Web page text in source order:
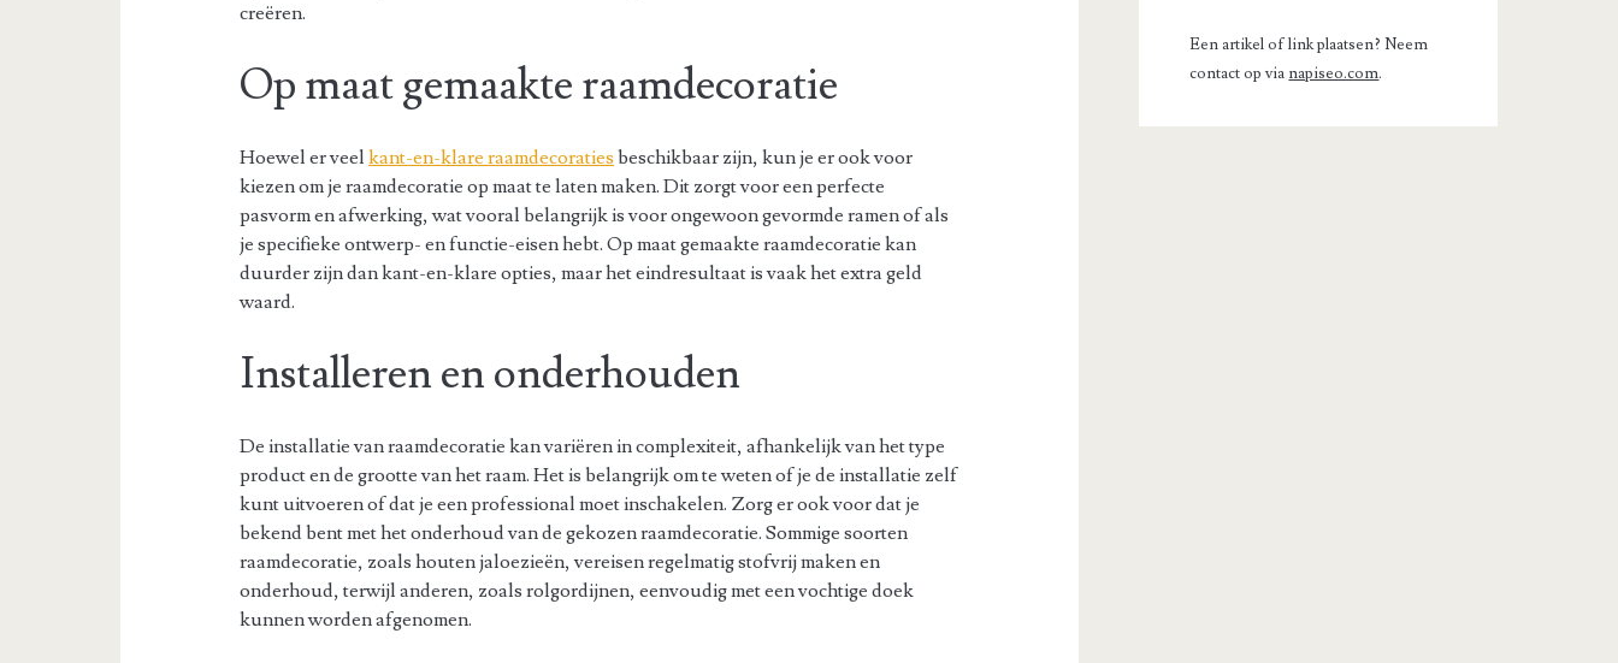
creëren.
Op maat gemaakte raamdecoratie
Hoewel er veelkant-en-klare raamdecoraties beschikbaar zijn, kun je er ook voor
kiezen om je raamdecoratie op maat te laten maken. Dit zorgt voor een perfecte
pasvorm en afwerking, wat vooral belangrijk is voor ongewoon gevormde ramen of als
je specifieke ontwerp- en functie-eisen hebt. Op maat gemaakte raamdecoratie kan
duurder zijn dan kant-en-klare opties, maar het eindresultaat is vaak het extra geld
waard.
Installeren en onderhouden
De installatie van raamdecoratie kan variëren in complexiteit, afhankelijk van het type
product en de grootte van het raam. Het is belangrijk om te weten of je de installatie zelf
kunt uitvoeren of dat je een professional moet inschakelen. Zorg er ook voor dat je
bekend bent met het onderhoud van de gekozen raamdecoratie. Sommige soorten
raamdecoratie, zoals houten jaloezieën, vereisen regelmatig stofvrij maken en
onderhoud, terwijl anderen, zoals rolgordijnen, eenvoudig met een vochtige doek
kunnen worden afgenomen.
Een artikel of link plaatsen? Neem
contact op via napiseo.com.